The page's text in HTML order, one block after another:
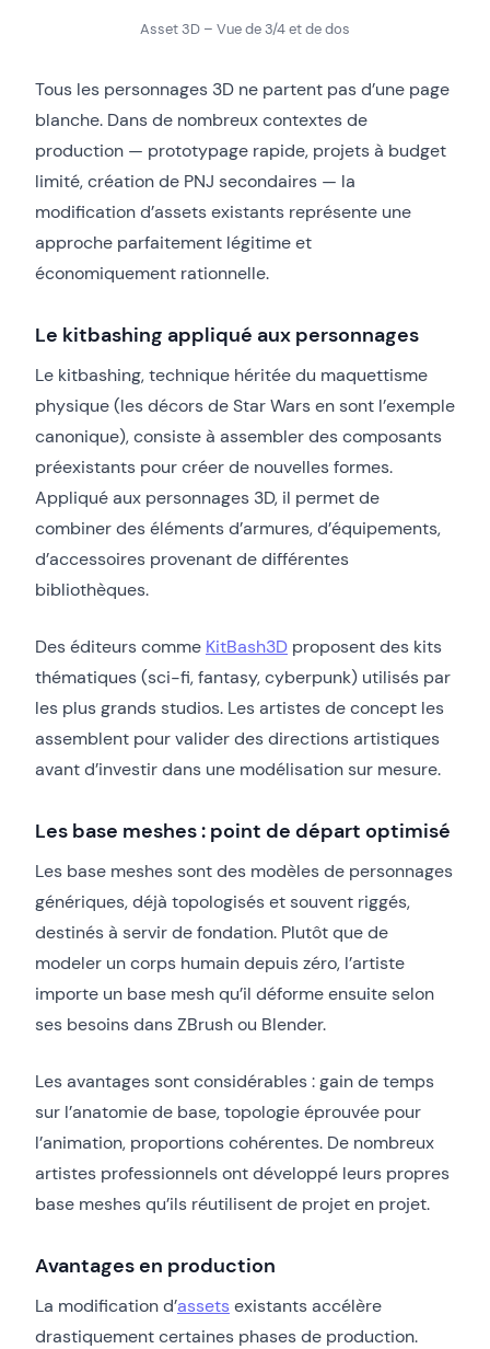
Asset 3D – Vue de 3/4 et de dos
Tous les personnages 3D ne partent pas d’une page
blanche. Dans de nombreux contextes de
production — prototypage rapide, projets à budget
limité, création de PNJ secondaires — la
modification d’assets existants représente une
approche parfaitement légitime et
économiquement rationnelle.
Le kitbashing appliqué aux personnages
Le kitbashing, technique héritée du maquettisme
physique (les décors de Star Wars en sont l’exemple
canonique), consiste à assembler des composants
préexistants pour créer de nouvelles formes.
Appliqué aux personnages 3D, il permet de
combiner des éléments d’armures, d’équipements,
d’accessoires provenant de différentes
bibliothèques.
Des éditeurs comme KitBash3D proposent des kits
thématiques (sci-fi, fantasy, cyberpunk) utilisés par
les plus grands studios. Les artistes de concept les
assemblent pour valider des directions artistiques
avant d’investir dans une modélisation sur mesure.
Les base meshes : point de départ optimisé
Les base meshes sont des modèles de personnages
génériques, déjà topologisés et souvent riggés,
destinés à servir de fondation. Plutôt que de
modeler un corps humain depuis zéro, l’artiste
importe un base mesh qu’il déforme ensuite selon
ses besoins dans ZBrush ou Blender.
Les avantages sont considérables : gain de temps
sur l’anatomie de base, topologie éprouvée pour
l’animation, proportions cohérentes. De nombreux
artistes professionnels ont développé leurs propres
base meshes qu’ils réutilisent de projet en projet.
Avantages en production
La modification d’assetsexistants accélère
drastiquement certaines phases de production.